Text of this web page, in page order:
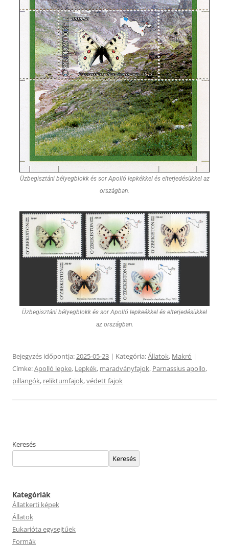
Üzbegisztáni bélyegblokk és sor Apolló lepkékkel és elterjedésükkel az
országban.
Üzbegisztáni bélyegblokk és sor Apolló lepkeékkel és elterjedésükkel
az országban.
Bejegyzés időpontja:2025-05-23 | Kategória:Állatok, Makró |
Címke:Apolló lepke, Lepkék, maradványfajok, Parnassius apollo,
pillangók, reliktumfajok,védett fajok
Keresés
Keresés
Kategóriák
Állatkerti képek
Állatok
Eukarióta egysejtűek
Formák